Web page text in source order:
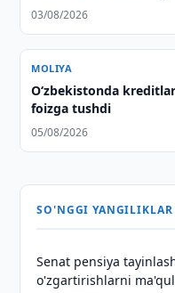
03/08/2026
MOLIYA
O‘zbekistonda
foizga tushdi
05/08/2026
SO'NGGI YANGILIKLAR
Senat pensiya
o'zgartirishlarni